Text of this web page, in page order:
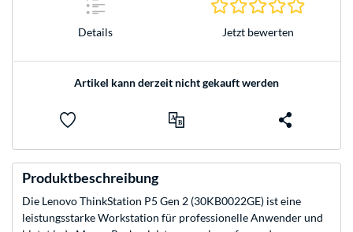
Details Jetzt bewerten
Artikel kann derzeit nicht gekauft werden
Produktbeschreibung
Die Lenovo ThinkStation P5 Gen 2 (30KB0022GE) ist eine
leistungsstarke Workstation für professionelle Anwender und